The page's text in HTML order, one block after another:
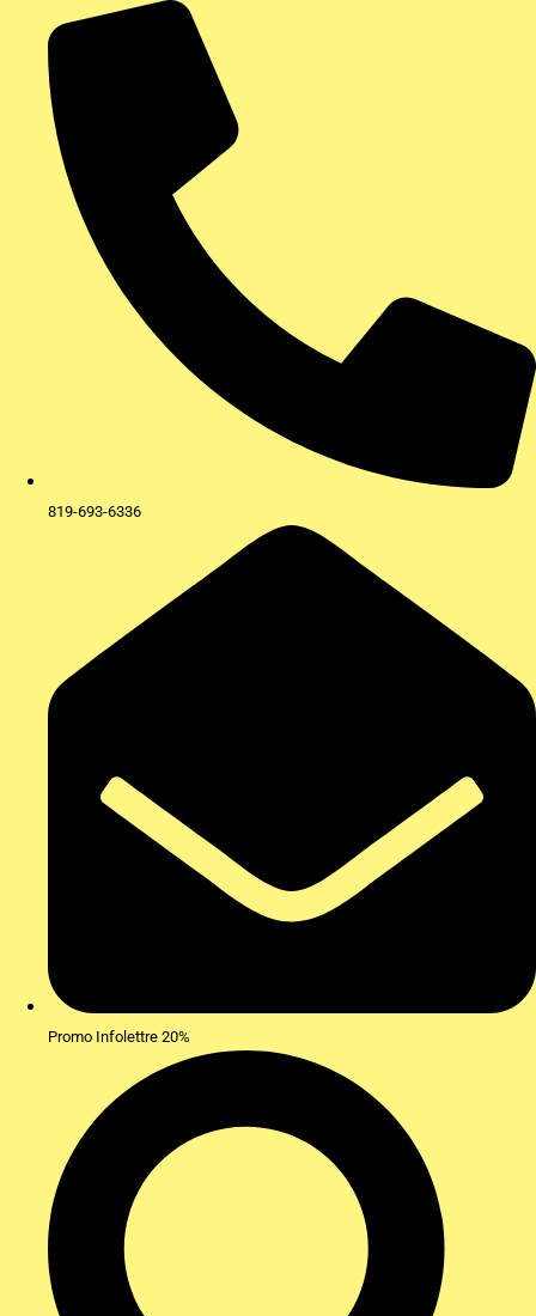
contenu
819-693-6336
Promo Infolettre 20%